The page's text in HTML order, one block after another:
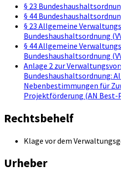
§ 23
§ 44
§ 23 Allgemeine
Bundeshaushaltsordnung
§ 44 Allgemeine
Bundeshaushaltsordnung
Anlage 2 zur
Bundeshaushaltsordnung:
Nebenbestimmungen für
Projektförderung (AN Best-
Rechtsbehelf
Klage vor dem
Urheber